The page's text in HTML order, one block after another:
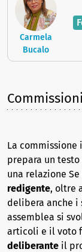
Carmela
Bucalo
La commissione
prepara un
una relazione
redigente, oltre
delibera anche i
assemblea si
articoli e il voto
deliberante il